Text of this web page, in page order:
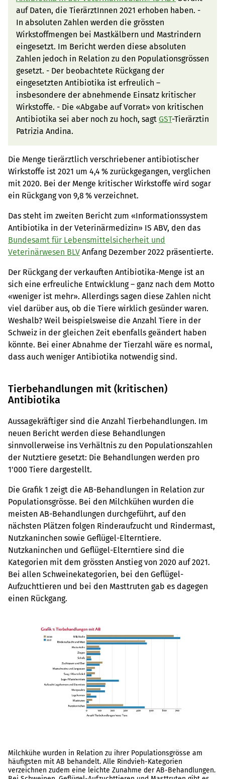
auf Daten, die TierärztInnen 2021 erhoben haben. -
In absoluten Zahlen werden die grössten
Wirkstoffmengen bei Mastkälbern und Mastrindern
eingesetzt. Im Bericht werden diese absoluten
Zahlen jedoch in Relation zu den Populationsgrössen
gesetzt. - Der beobachtete Rückgang der
eingesetzten Antibiotika ist erfreulich –
insbesondere der abnehmende Einsatz kritischer
Wirkstoffe. - Die «Abgabe auf Vorrat» von kritischen
Antibiotika sei aber noch zu hoch, sagt GST-Tierärztin
Patrizia Andina.
Die Menge tierärztlich verschriebener antibiotischer
Wirkstoffe ist 2021 um 4,4 % zurückgegangen, verglichen
mit 2020. Bei der Menge kritischer Wirkstoffe wird sogar
ein Rückgang von 9,8 % verzeichnet.
Das steht im zweiten Bericht zum «Informationssystem
Antibiotika in der Veterinärmedizin» IS ABV, den das
Bundesamt für Lebensmittelsicherheit und
Veterinärwesen BLV Anfang Dezember 2022 präsentierte.
Der Rückgang der verkauften Antibiotika-Menge ist an
sich eine erfreuliche Entwicklung – ganz nach dem Motto
«weniger ist mehr». Allerdings sagen diese Zahlen nicht
viel darüber aus, ob die Tiere wirklich gesünder waren.
Weshalb? Weil beispielsweise die Anzahl Tiere in der
Schweiz in der gleichen Zeit ebenfalls geändert haben
könnte. Bei einer Abnahme der Tierzahl wäre es normal,
dass auch weniger Antibiotika notwendig sind.
Tierbehandlungen mit (kritischen)
Antibiotika
Aussagekräftiger sind die Anzahl Tierbehandlungen. Im
neuen Bericht werden diese Behandlungen
sinnvollerweise ins Verhältnis zu den Populationszahlen
der Nutztiere gesetzt: Die Behandlungen werden pro
1'000 Tiere dargestellt.
Die Grafik 1 zeigt die AB-Behandlungen in Relation zur
Populationsgrösse. Bei den Milchkühen wurden die
meisten AB-Behandlungen durchgeführt, auf den
nächsten Plätzen folgen Rinderaufzucht und Rindermast,
Nutzkaninchen sowie Geflügel-Elterntiere.
Nutzkaninchen und Geflügel-Elterntiere sind die
Kategorien mit dem grössten Anstieg von 2020 auf 2021.
Bei allen Schweinekategorien, bei den Geflügel-
Aufzuchttieren und bei den Masttruten gab es dagegen
einen Rückgang.
Milchkühe wurden in Relation zu ihrer Populationsgrösse am
häufigsten mit AB behandelt. Alle Rindvieh-Kategorien
verzeichnen zudem eine leichte Zunahme der AB-Behandlungen.